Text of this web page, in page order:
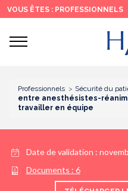
Recherche
Menu
principal
Contenu
principal
VOUS ÊTES : PROFESSIONNELS
Ouvrir
Professionnels Sécurité du
entre anesthésistes-
travailler en équipe
Date de validation :
Documents : 6